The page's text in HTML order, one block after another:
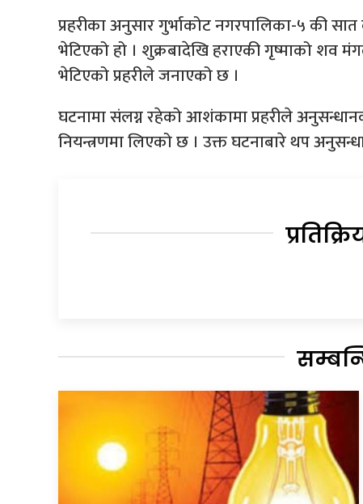
प्रहरीका अनुसार गुर्भाकोट नगरपालिका-५ की
भेटिएको हो । शुक्रबादेखि हराएकी गृष्माको शव
भेटिएको प्रहरीले जनाएको छ ।
घटनामा संलग्न रहेको आशंकामा प्रहरीले
नियन्त्रणमा लिएको छ । उक्त घटनाबारे थप